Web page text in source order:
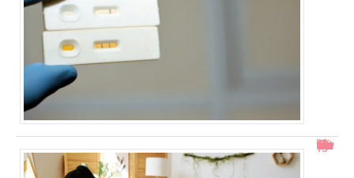
Col ouvert à 1 doigt : accouchement dans combien de temps ?